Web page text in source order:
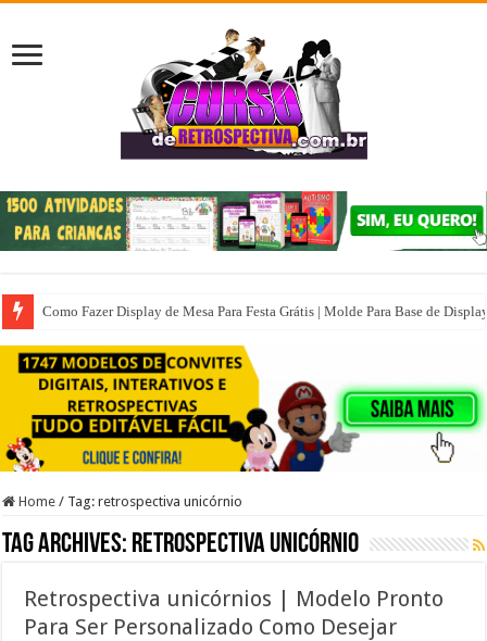
Como Fazer Display de Mesa Para Festa Grátis | Molde Para Base de
Home / Tag:retrospectiva unicórnio
Tag Archives: retrospectiva unicórnio
Retrospectiva unicórnios | Modelo Pronto
Para Ser Personalizado Como Desejar